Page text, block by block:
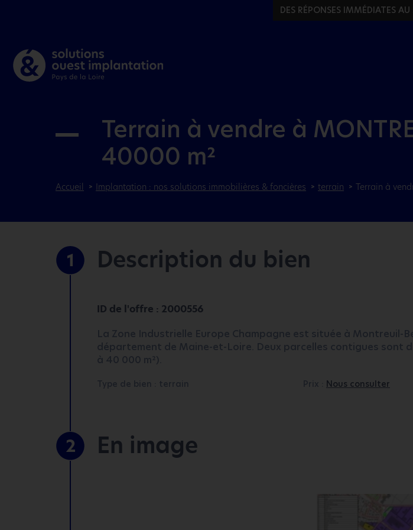
Aller au
Aller au
DES RÉPONSES IMMÉDIATES AU :
Terrain à vendre à
40000 m²
Accueil Implantation : nos solutions immobilières & foncières terrain
Terrain à
1 Description du bien
ID de l'offre : 2000556
La Zone Industrielle Europe Champagne est située à Montreuil-
département de Maine-et-Loire. Deux parcelles contigues sont
à 40 000 m²).
Type de bien : terrain Prix : Nous consulter
2 En image